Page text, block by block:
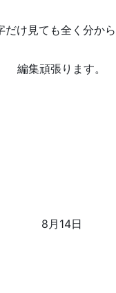
け見ても全く分から
編集頑張ります。
8月14日